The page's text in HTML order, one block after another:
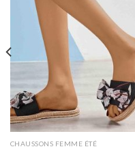
CHAUSSONS FEMME ÉTÉ